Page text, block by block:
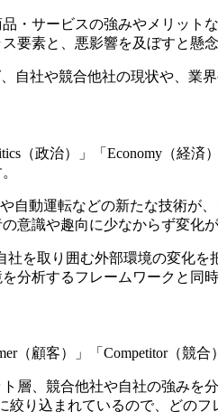
・サービスの強みやメリット
要素と、悪影響を及ぼすと懸
自社や競合他社の現状や、業
（政治）」「Economy（経
自動運転などの新たな技術が
意識や趣向に少なからず変化が
社を取り囲む外部環境の変化
分析するフレームワークと同
（顧客）」「Competitor（競
層、競合他社や自社の強みを
絞り込まれているので、どの